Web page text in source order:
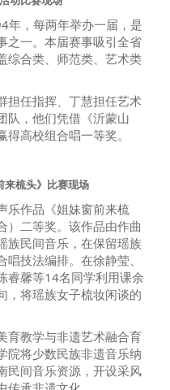
年，每两年举办一届，是
之一。本届赛事吸引全省
综合类、师范类、艺术类
担任指挥、丁慧担任艺术
队，他们凭借《沂蒙山
高校组合唱一等奖。
来梳头》比赛现场
乐作品《姐妹窗前来梳
）二等奖。该作品由作曲
族民间音乐，在保留瑶族
技法编排。在徐静莹、
睿馨等14名同学利用课余
，将瑶族女子梳妆闲谈的
育教学与非遗艺术融合育
院将少数民族非遗音乐纳
民间音乐资源，开设采风